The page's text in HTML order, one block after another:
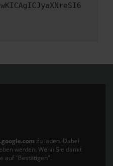
zu laden. Dabei
werden. Wenn Sie damit
auf "Bestätigen".